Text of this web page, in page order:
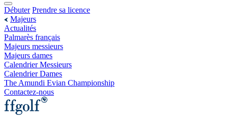
Débuter Prendre sa licence
Majeurs
Actualités
Palmarès français
Majeurs messieurs
Majeurs dames
Calendrier Messieurs
Calendrier Dames
The Amundi Evian Championship
Contactez-nous